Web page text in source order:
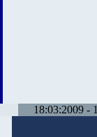
18:03:2009 -